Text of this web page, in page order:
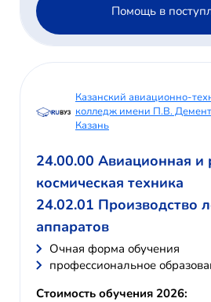
Помощь в
Казанский авиационно-
колледж имени П.В.
Казань
24.00.00 Авиационная и
космическая техника
24.02.01 Производство
аппаратов
Очная форма обучения
профессиональное
Стоимость обучения 2026: